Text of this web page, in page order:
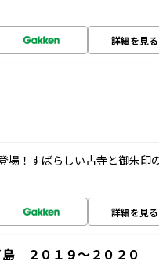
詳細を見る
場！すばらしい古寺と御朱印
詳細を見る
２０１９～２０２０